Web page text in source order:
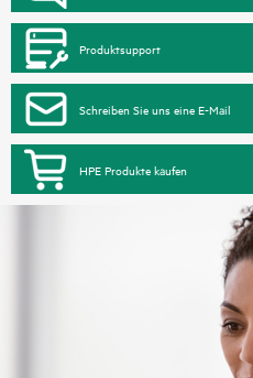
Produktsupport
Schreiben Sie uns eine E-Mail
HPE Produkte kaufen